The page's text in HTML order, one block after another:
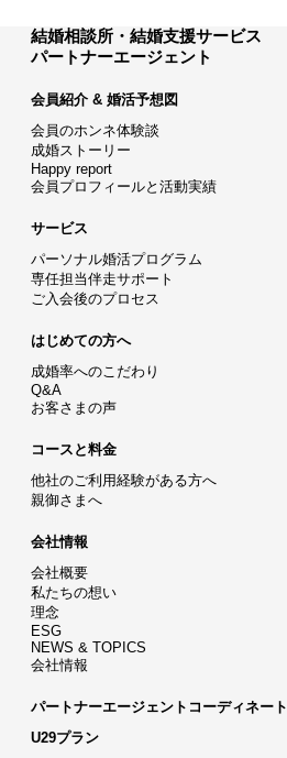
結婚相談所・結婚支援サービス
パートナーエージェント
会員紹介 & 婚活予想図
会員のホンネ体験談
成婚ストーリー
Happy report
会員プロフィールと活動実績
サービス
パーソナル婚活プログラム
専任担当伴走サポート
ご入会後のプロセス
はじめての方へ
成婚率へのこだわり
Q&A
お客さまの声
コースと料金
他社のご利用経験がある方へ
親御さまへ
会社情報
会社概要
私たちの想い
理念
ESG
NEWS & TOPICS
会社情報
パートナーエージェントコーディネート
U29プラン